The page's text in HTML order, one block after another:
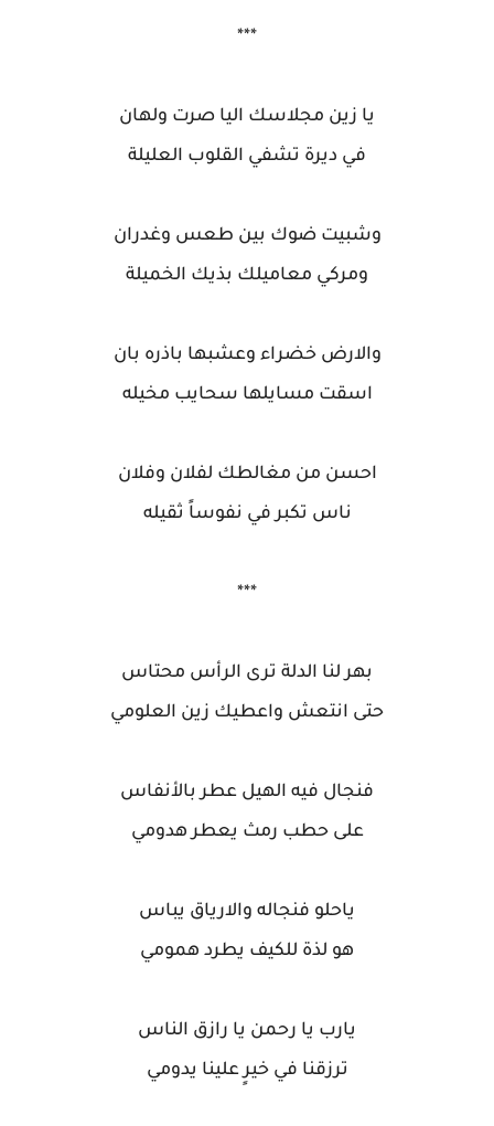
***
يا زين مجلاسك اليا صرت ولهان
في ديرة تشفي القلوب العليلة
وشبيت ضوك بين طعس وغدران
ومركي معاميلك بذيك الخميلة
والارض خضراء وعشبها باذره بان
اسقت مسايلها سحايب مخيله
احسن من مغالطك لفلان وفلان
ناس تكبر في نفوساً ثقيله
***
بهر لنا الدلة ترى الرأس محتاس
حتى انتعش واعطيك زين العلومي
فنجال فيه الهيل عطر بالأنفاس
على حطب رمث يعطر هدومي
ياحلو فنجاله والارياق يباس
هو لذة للكيف يطرد همومي
يارب يا رحمن يا رازق الناس
ترزقنا في خيرٍ علينا يدومي